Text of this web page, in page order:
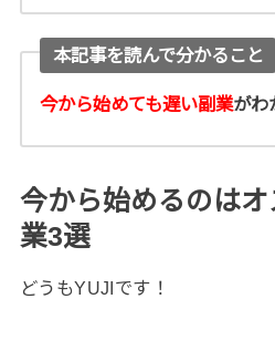
本記事を読んで分かること
今から始めても遅い副業がわ
今から始めるのはオ
業3選
どうもYUJIです！